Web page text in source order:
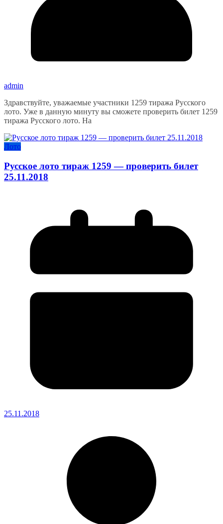
admin
Здравствуйте, уважаемые участники 1259 тиража Русского
лото. Уже в данную минуту вы сможете проверить билет 1259
тиража Русского лото. На
Лото
Русское лото тираж 1259 — проверить билет
25.11.2018
25.11.2018